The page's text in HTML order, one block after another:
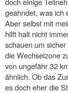
geahndet, was ich
Aber selbst mit
hilft halt nicht
schauen um
die Wechselzone
von ungefähr 32
ähnlich. Ob das
es doch eher die